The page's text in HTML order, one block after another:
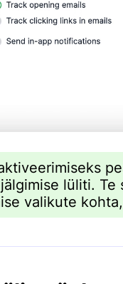
lüliti. Te
valikute